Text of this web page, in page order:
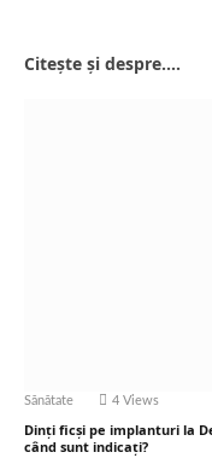
Citește și despre....
Sănătate 4 Views
Dinți ficși pe implanturi la
când sunt indicați?